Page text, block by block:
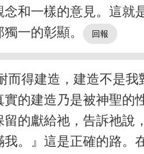
和一樣的意見。這
一的彰顯。
而得建造，建造不是
的建造乃是被神聖
的獻給祂，告訴祂
。』這是正確的路